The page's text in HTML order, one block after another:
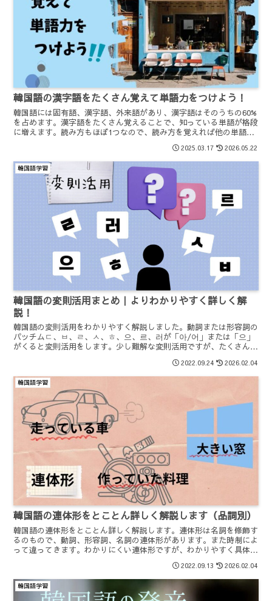
韓国語の漢字語をたくさん覚えて単語力をつけよう！
韓国語には固有語、漢字語、外来語があり、漢字語はそのうちの60%
を占めます。漢字語をたくさん覚えることで、知っている単語が格段
に増えます。読み方もほぼ1つなので、読み方を覚えれば他の単語も
読めてしまいます。ぜひ頑張ってたくさん覚えましょう。
2025.03.17 2026.05.22
韓国語学習
韓国語の変則活用まとめ｜よりわかりやすく詳しく解
説！
韓国語の変則活用をわかりやすく解説しました。動詞または形容詞の
パッチムㄷ、ㅂ、ㄹ、ㅅ、ㅎ、으、르、러が「아/어」または「으」
がくると変則活用をします。少し難解な変則活用ですが、たくさんの
2022.09.24 2026.02.04
韓国語学習
韓国語の連体形をとことん詳しく解説します（品詞別）
韓国語の連体形をとことん詳しく解説します。連体形は名詞を修飾す
るのもので、動詞、形容詞、名詞の連体形があります。また時制によ
って違ってきます。わかりにくい連体形ですが、わかりやすく具体的
2022.09.13 2026.02.04
韓国語学習